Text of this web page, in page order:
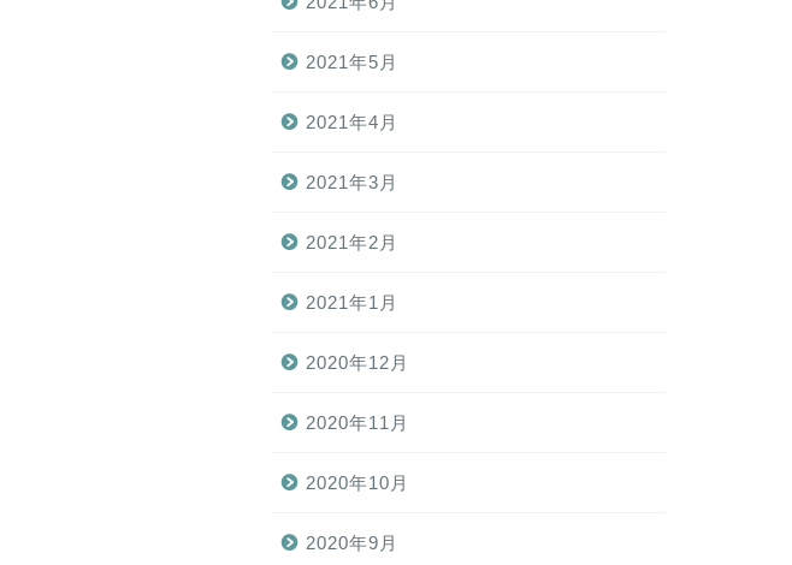
2021年5月
2021年4月
2021年3月
2021年2月
2021年1月
2020年12月
2020年11月
2020年10月
2020年9月